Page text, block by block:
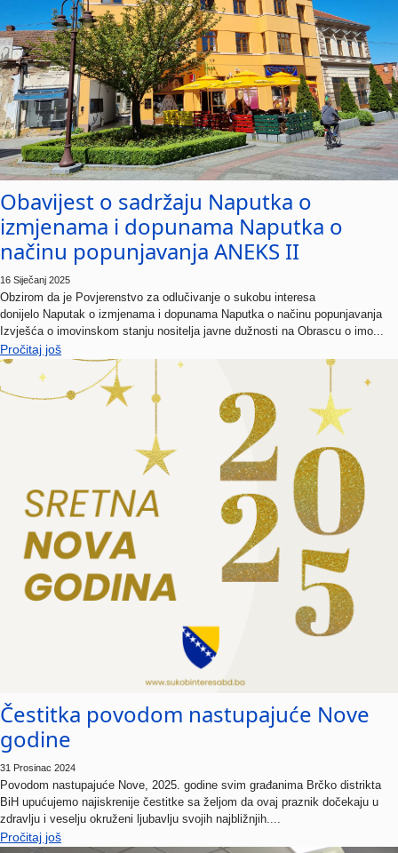
Obavijest o sadržaju Naputka o
izmjenama i dopunama Naputka o
načinu popunjavanja ANEKS II
Obzirom da je Povjerenstvo za odlučivanje o sukobu interesa
donijelo Naputak o izmjenama i dopunama Naputka o načinu popunjavanja
Izvješća o imovinskom stanju nositelja javne dužnosti na Obrascu o imo...
Pročitaj još
Čestitka povodom nastupajuće Nove
godine
31 Prosinac 2024
Povodom nastupajuće Nove, 2025. godine svim građanima Brčko distrikta
BiH upućujemo najiskrenije čestitke sa željom da ovaj praznik dočekaju u
zdravlju i veselju okruženi ljubavlju svojih najbližnjih....
Pročitaj još